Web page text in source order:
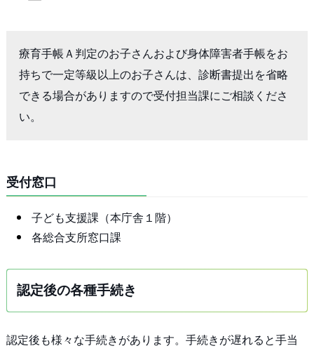
療育手帳Ａ判定のお子さんおよび身体障害者手帳をお
持ちで一定等級以上のお子さんは、診断書提出を省略
できる場合がありますので受付担当課にご相談くださ
い。
受付窓口
子ども支援課（本庁舎１階）
各総合支所窓口課
認定後の各種手続き
認定後も様々な手続きがあります。手続きが遅れると手当